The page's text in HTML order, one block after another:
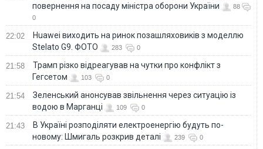
повернення на посаду міністра оборони України
88
0
22:02
Huawei виходить на ринок позашляховиків з моделлю
Stelato G9. ФОТО
283 0
21:58
Трамп різко відреагував на чутки про конфлікт з
Гегсетом
103 0
21:54
Зеленський анонсував звільнення через ситуацію із
водою в Марганці
109 0
21:43
В Україні розподіляти електроенергію будуть по-
новому: Шмигаль розкрив деталі
239 0